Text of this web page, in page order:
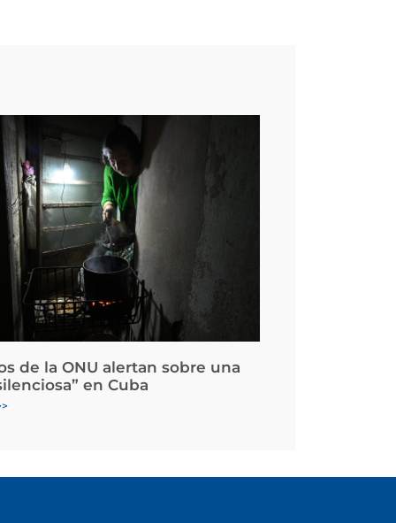
de la ONU alertan sobre una
en Cuba